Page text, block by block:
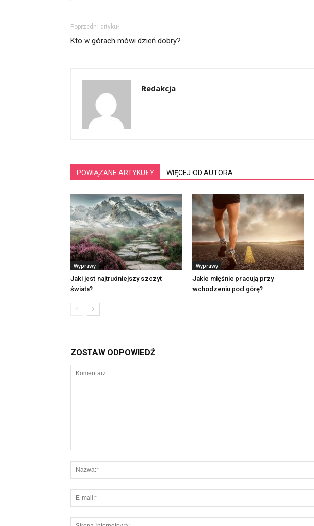
Poprzedni artykuł
Kto w górach mówi dzień dobry?
Redakcja
POWIĄZANE ARTYKUŁY WIĘCEJ OD AUTORA
Wyprawy
Jaki jest najtrudniejszy szczyt
świata?
Wyprawy
Jakie mięśnie pracują przy
wchodzeniu pod górę?
ZOSTAW ODPOWIEDŹ